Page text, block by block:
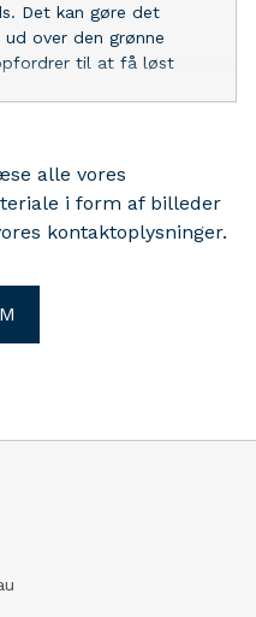
Det kan gøre det
over den grønne
til at få løst
alle vores
i form af billeder
kontaktoplysninger.